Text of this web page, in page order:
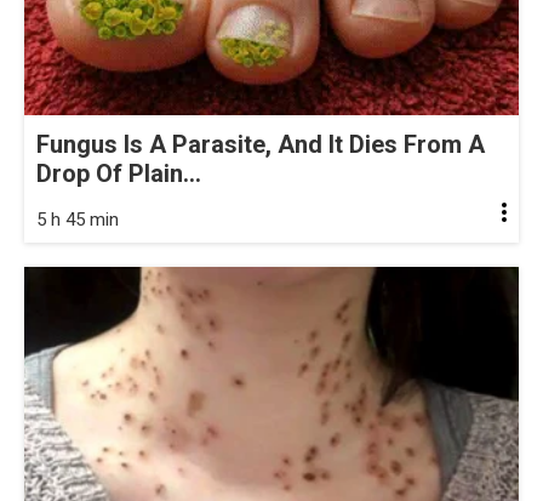
Fungus Is A Parasite, And It Dies From A
Drop Of Plain...
5 h 45 min